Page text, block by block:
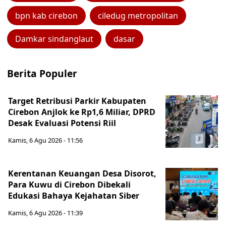
bpn kab cirebon ciledug metropolitan
Damkar sindanglaut dasar
Berita Populer
Target Retribusi Parkir Kabupaten
Cirebon Anjlok ke Rp1,6 Miliar, DPRD
Desak Evaluasi Potensi Riil
Kamis, 6 Agu 2026 - 11:56
Kerentanan Keuangan Desa Disorot,
Para Kuwu di Cirebon Dibekali
Edukasi Bahaya Kejahatan Siber
Kamis, 6 Agu 2026 - 11:39